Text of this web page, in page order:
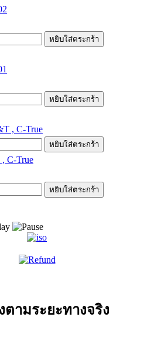
C-True
ามระยะทางจริง